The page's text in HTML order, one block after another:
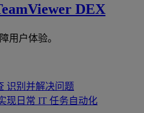
DEX
用户体验。
识别并解决问题
现日常 IT 任务自动化